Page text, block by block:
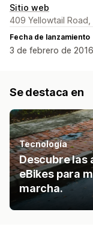
Sitio web
409 Yellowtail
Fecha de lanzamiento
3 de febrero de 2016
Se destaca en
Tecnología
Descubre las
eBikes para
marcha.